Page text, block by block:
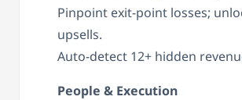
Pinpoint exit-point losses;
upsells.
Auto-detect 12+ hidden
People & Execution